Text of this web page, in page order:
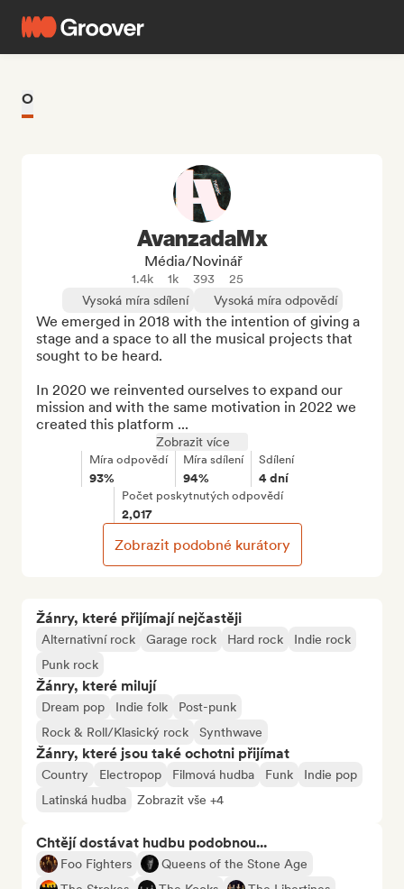
O
Žánry, které přijímají nejčastěji
Alternativní rock Garage rock Hard rock
Indie rock
Punk rock
Žánry, které milují
Dream pop Indie folk
Post-punk
Rock & Roll/Klasický rock
Synthwave
Žánry, které jsou také ochotni přijímat
Country Electropop Filmová hudba Funk
Indie pop
Latinská hudba
Zobrazit vše +4
Chtějí dostávat hudbu podobnou...
Foo Fighters
Queens of the Stone Age
AvanzadaMx
Média/novinář
1.4k 1k 393
25
Vysoká míra sdílení
Vysoká míra odpovědí
We emerged in 2018 with the intention of giving a
stage and a space to all the musical projects that
sought to be heard.
In 2020 we reinvented ourselves to expand our
mission and with the same motivation in 2022 we
created this platform ...
Zobrazit více
Míra odpovědí
93%
Míra sdílení
94%
Sdílení
4 dní
Počet poskytnutých odpovědí
2,017
Zobrazit podobné kurátory